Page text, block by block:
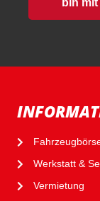
bin
Werkstatt &
Vermietung